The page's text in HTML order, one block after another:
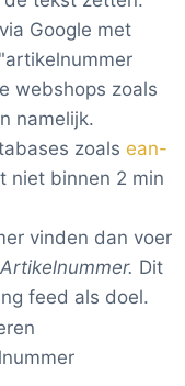
Google met
webshops zoals
namelijk.
zoals ean-
niet binnen 2 min
vinden dan voer
Dit
feed als doel.